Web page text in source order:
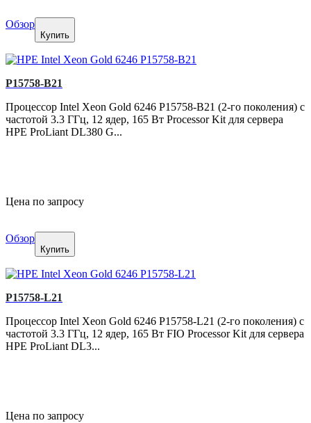
Обзор
Купить
P15758-B21
Процессор Intel Xeon Gold 6246 P15758-B21 (2-го поколения) с
частотой 3.3 ГГц, 12 ядер, 165 Вт Processor Kit для сервера
HPE ProLiant DL380 G...
Цена по запросу
Обзор
Купить
P15758-L21
Процессор Intel Xeon Gold 6246 P15758-L21 (2-го поколения) с
частотой 3.3 ГГц, 12 ядер, 165 Вт FIO Processor Kit для сервера
HPE ProLiant DL3...
Цена по запросу